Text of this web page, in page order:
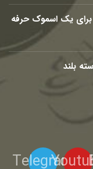
یک اسموک حرفه
بلند
Telegram